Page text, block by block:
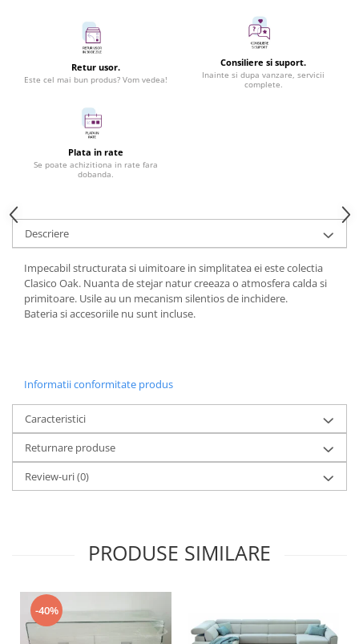
Retur usor.
Este cel mai bun produs? Vom vedea!
Consiliere si suport.
Inainte si dupa vanzare, servicii
complete.
Plata in rate
Se poate achizitiona in rate fara
dobanda.
Descriere
Impecabil structurata si uimitoare in simplitatea ei este colectia
Clasico Oak. Nuanta de stejar natur creeaza o atmosfera calda si
primitoare. Usile au un mecanism silentios de inchidere.
Bateria si accesoriile nu sunt incluse.
Informatii conformitate produs
Caracteristici
Returnare produse
Review-uri(0)
PRODUSE SIMILARE
-40%